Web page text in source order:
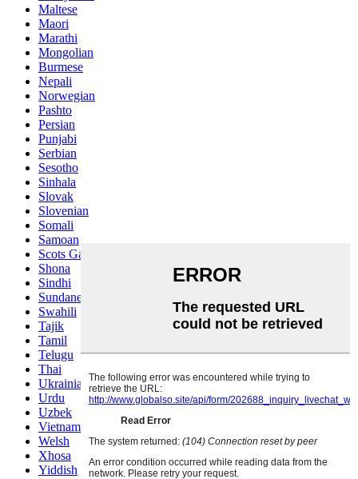
Maltese
Maori
Marathi
Mongolian
Burmese
Nepali
Norwegian
Pashto
Persian
Punjabi
Serbian
Sesotho
Sinhala
Slovak
Slovenian
Somali
Samoan
Scots Gaelic
Shona
Sindhi
Sundanese
Swahili
Tajik
Tamil
Telugu
Thai
Ukrainian
Urdu
Uzbek
Vietnamese
Welsh
Xhosa
Yiddish